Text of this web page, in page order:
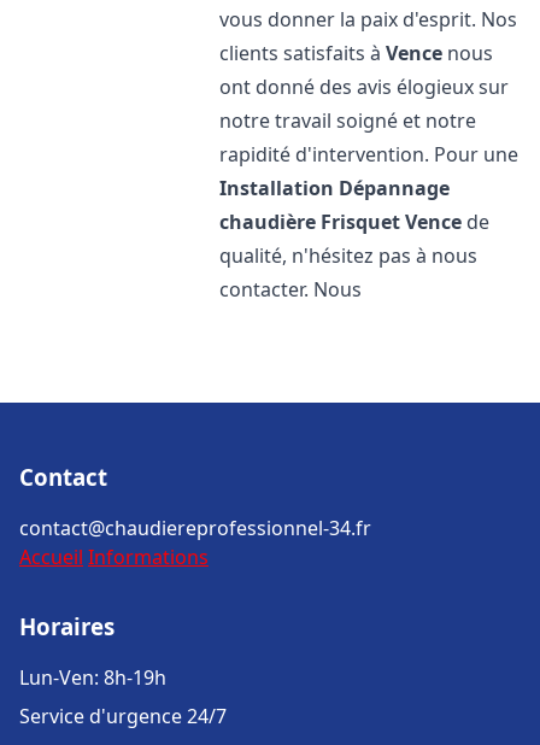
vous donner la paix d'esprit. Nos
clients satisfaits àVence nous
ont donné des avis élogieux sur
notre travail soigné et notre
rapidité d'intervention. Pour une
Installation Dépannage
chaudière FrisquetVence de
qualité, n'hésitez pas à nous
contacter. Nous
Contact
contact@chaudiereprofessionnel-34.fr
Accueil Informations
Horaires
Lun-Ven: 8h-19h
Service d'urgence 24/7